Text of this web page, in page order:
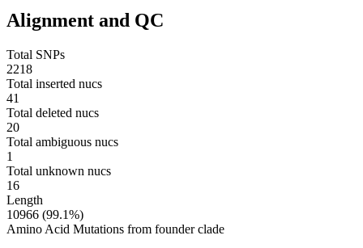
Alignment and QC
Total SNPs
2218
Total inserted nucs
41
Total deleted nucs
20
Total ambiguous nucs
1
Total unknown nucs
16
Length
10966 (99.1%)
Amino Acid Mutations from founder clade